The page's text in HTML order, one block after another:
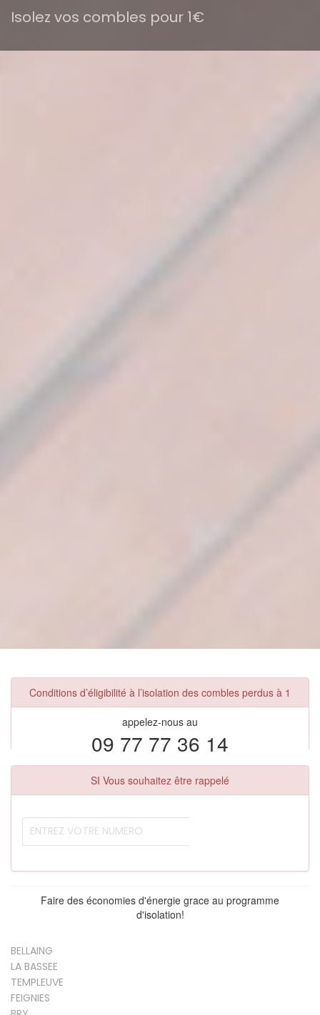
Isolez vos combles pour 1€
Conditions d’éligibilité à l’isolation des combles perdus à 1
appelez-nous au
09 77 77 36 14
SI Vous souhaitez être rappelé
Faire des économies d'énergie grace au programme
d'isolation!
BELLAING
LA BASSEE
TEMPLEUVE
FEIGNIES